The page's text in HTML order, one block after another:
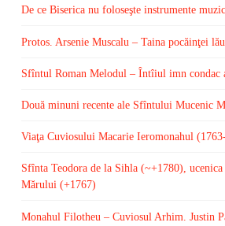
De ce Biserica nu foloseşte instrumente
Protos. Arsenie Muscalu – Taina pocăinţei
Sfîntul Roman Melodul – Întîiul imn condac
Două minuni recente ale Sfîntului Mucenic
Viaţa Cuviosului Macarie Ieromonahul
Sfînta Teodora de la Sihla (~+1780),
Mărului (+1767)
Monahul Filotheu – Cuviosul Arhim. Justin